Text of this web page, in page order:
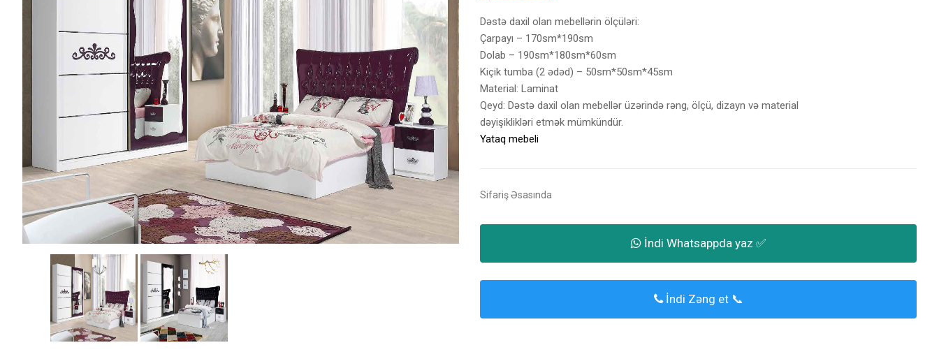
Dəstə daxil olan mebellərin ölçüləri:
Çarpayı – 170sm*190sm
Dolab – 190sm*180sm*60sm
Kiçik tumba (2 ədəd) – 50sm*50sm*45sm
Material: Laminat
Qeyd: Dəstə daxil olan mebellər üzərində rəng, ölçü, dizayn və material
dəyişiklikləri etmək mümkündür.
Yataq mebeli
Sifariş Əsasında
İndi Whatsappda yaz ✅
İndi Zəng et 📞